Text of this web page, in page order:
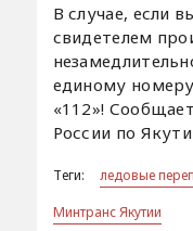
В случае, если
свидетелем
единому
«112»!
России по
Теги: ледовые
Минтранс Якутии